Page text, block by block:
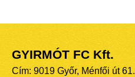
GYIRMÓT FC Kft.
Cím: 9019 Győr, Ménfői út 61.